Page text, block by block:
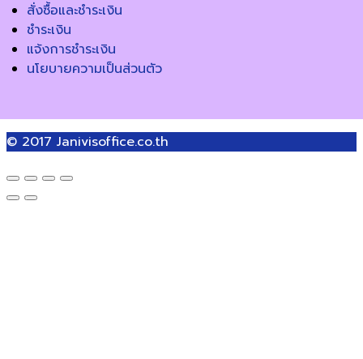
สั่งซื้อและชำระเงิน
ชำระเงิน
แจ้งการชำระเงิน
นโยบายความเป็นส่วนตัว
© 2017 Janivisoffice.co.th